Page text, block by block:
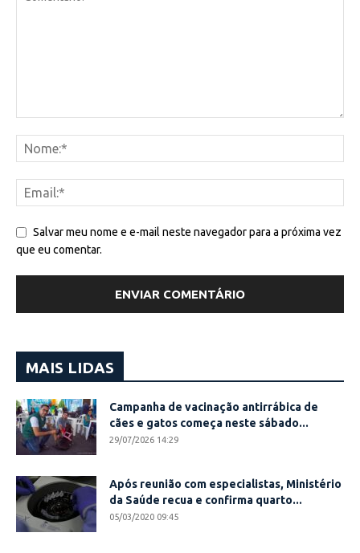
Salvar meu nome e e-mail neste navegador para a próxima vez
que eu comentar.
MAIS LIDAS
Campanha de vacinação antirrábica de
cães e gatos começa neste sábado...
29/07/2026 14:29
Após reunião com especialistas, Ministério
da Saúde recua e confirma quarto...
05/03/2020 09:45